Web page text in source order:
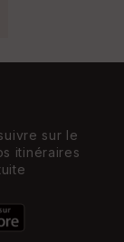
sur le
itinéraires